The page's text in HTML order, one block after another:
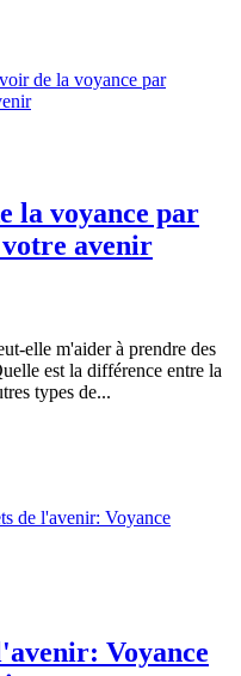
la voyance par
votre avenir
elle m'aider à prendre des
est la différence entre la
types de...
Voyance